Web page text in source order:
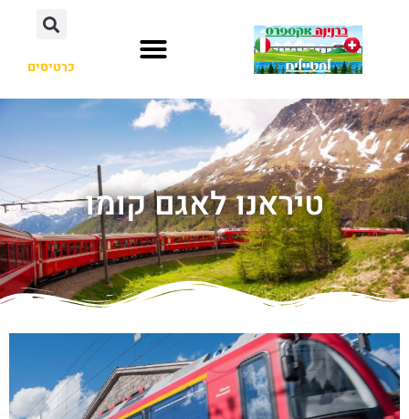
כרטיסים
טיראנו לאגם קומו